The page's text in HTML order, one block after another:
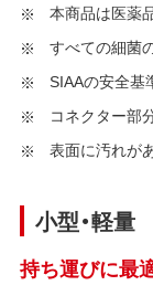
本商品は医薬
すべての細菌
SIAAの安全基
コネクター部
表面に汚れが
小型・軽量
持ち運びに最